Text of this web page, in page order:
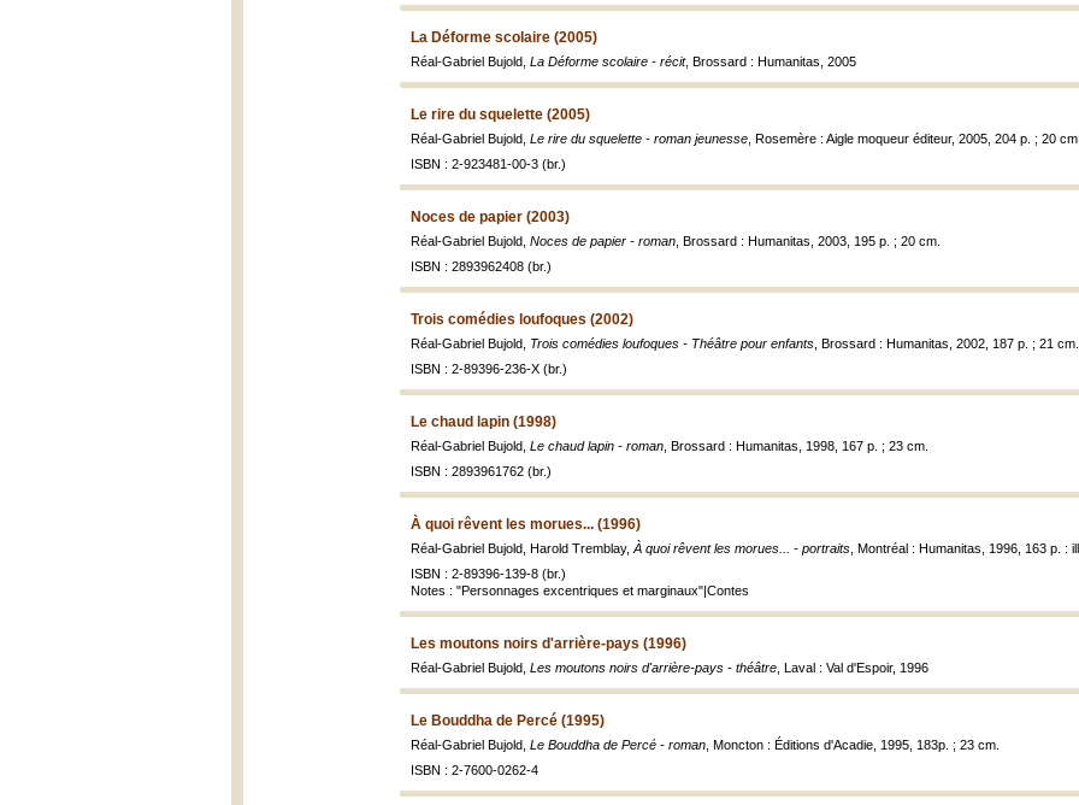
La Déforme scolaire (2005)
Réal-Gabriel Bujold, La Déforme scolaire - récit, Brossard : Humanitas, 2005
Le rire du squelette (2005)
Réal-Gabriel Bujold, Le rire du squelette - roman jeunesse , Rosemère : Aigle moqueur éditeur, 2005, 204 p. ; 20 cm.
ISBN : 2-923481-00-3 (br.)
Noces de papier (2003)
Réal-Gabriel Bujold, Noces de papier - roman , Brossard : Humanitas, 2003, 195 p. ; 20 cm.
ISBN : 2893962408 (br.)
Trois comédies loufoques (2002)
Réal-Gabriel Bujold, Trois comédies loufoques - Théâtre pour enfants , Brossard : Humanitas, 2002, 187 p. ; 21 cm.
ISBN : 2-89396-236-X (br.)
Le chaud lapin (1998)
Réal-Gabriel Bujold, Le chaud lapin - roman , Brossard : Humanitas, 1998, 167 p. ; 23 cm.
ISBN : 2893961762 (br.)
À quoi rêvent les morues... (1996)
Réal-Gabriel Bujold, Harold Tremblay, À quoi rêvent les morues... - portraits , Montréal : Humanitas, 1996, 163 p. :
ISBN : 2-89396-139-8 (br.)
Notes : "Personnages excentriques et marginaux"|Contes
Les moutons noirs d'arrière-pays (1996)
Réal-Gabriel Bujold, Les moutons noirs d'arrière-pays - théâtre , Laval : Val d'Espoir, 1996
Le Bouddha de Percé (1995)
Réal-Gabriel Bujold, Le Bouddha de Percé - roman , Moncton : Éditions d'Acadie, 1995, 183p. ; 23 cm.
ISBN : 2-7600-0262-4